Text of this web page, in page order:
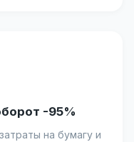
-95%
на бумагу и